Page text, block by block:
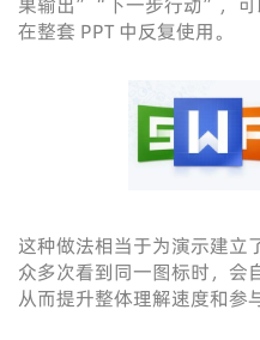
在整套 PPT 中反复使用。
这种做法相当于为演示建
众多次看到同一图标时，会
从而提升整体理解速度和参